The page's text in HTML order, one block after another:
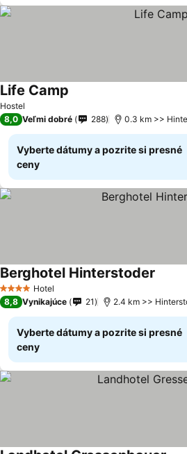
Hostel
Life Camp
8,0 Veľmi dobré 288 0.3 km >>
Vyberte dátumy a pozrite si presné
ceny
4 Počet hviezdičiek
Hotel
Berghotel Hinterstoder
8,8 Vynikajúce 21 2.4 km >>
Vyberte dátumy a pozrite si presné
ceny